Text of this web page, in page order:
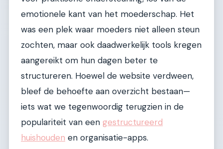
emotionele kant van het moederschap. Het
was een plek waar moeders niet alleen steun
zochten, maar ook daadwerkelijk tools kregen
aangereikt om hun dagen beter te
structureren. Hoewel de website verdween,
bleef de behoefte aan overzicht bestaan—
iets wat we tegenwoordig terugzien in de
populariteit van een gestructureerd
huishouden en organisatie-apps.